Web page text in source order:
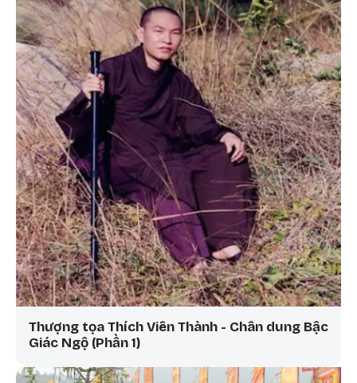
Thượng tọa Thích Viên Thành - Chân dung Bậc
Giác Ngộ (Phần 1)